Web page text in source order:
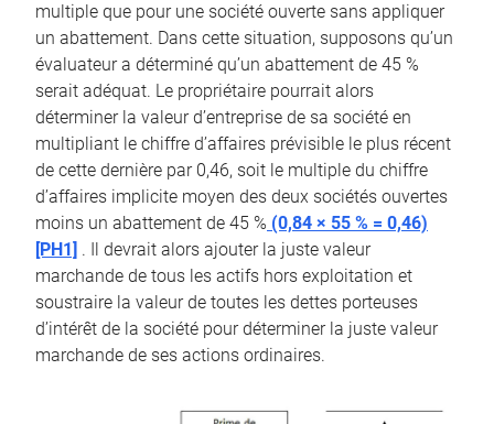
multiple que pour une société ouverte sans appliquer
un abattement. Dans cette situation, supposons qu’un
évaluateur a déterminé qu’un abattement de 45 %
serait adéquat. Le propriétaire pourrait alors
déterminer la valeur d’entreprise de sa société en
multipliant le chiffre d’affaires prévisible le plus récent
de cette dernière par 0,46, soit le multiple du chiffre
d’affaires implicite moyen des deux sociétés ouvertes
moins un abattement de 45 % (0,84 × 55 % = 0,46)
[PH1] . Il devrait alors ajouter la juste valeur
marchande de tous les actifs hors exploitation et
soustraire la valeur de toutes les dettes porteuses
d’intérêt de la société pour déterminer la juste valeur
marchande de ses actions ordinaires.